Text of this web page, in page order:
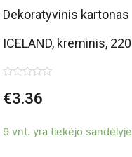
Dekoratyvinis kartonas
ICELAND, kreminis, 220
g/m2, A4, 20 lapų
0
iš
€3.36
9 vnt. yra tiekėjo sandėlyje